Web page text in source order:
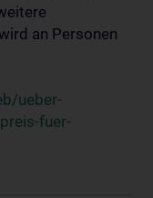
an Personen
ueber-
fuer-